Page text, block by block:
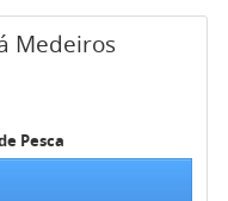
Medeiros
Pesca